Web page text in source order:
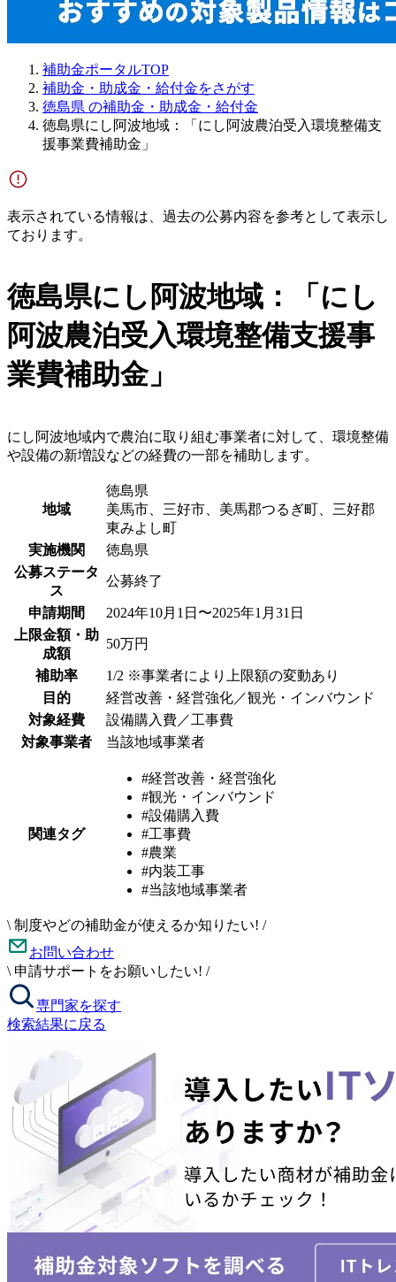
補助金ポータルTOP
補助金・助成金・給付金をさがす
徳島県 の補助金・助成金・給付金
徳島県にし阿波地域：「にし阿波農泊受入環境整備支
援事業費補助金」
表示されている情報は、過去の公募内容を参考として表示し
ております。
徳島県にし阿波地域：「にし
阿波農泊受入環境整備支援事
業費補助金」
にし阿波地域内で農泊に取り組む事業者に対して、環境整備
や設備の新増設などの経費の一部を補助します。
地域
徳島県
美馬市、三好市、美馬郡つるぎ町、三好郡
東みよし町
実施機関
徳島県
公募ステータ
ス
公募終了
申請期間
2024年10月1日〜2025年1月31日
上限金額・助
成額
50万円
補助率
1/2 ※事業者により上限額の変動あり
目的
経営改善・経営強化／観光・インバウンド
対象経費
設備購入費／工事費
対象事業者
当該地域事業者
関連タグ
#経営改善・経営強化
#観光・インバウンド
#設備購入費
#工事費
#農業
#内装工事
#当該地域事業者
\ 制度やどの補助金が使えるか知りたい! /
お問い合わせ
\ 申請サポートをお願いしたい! /
専門家を探す
検索結果に戻る